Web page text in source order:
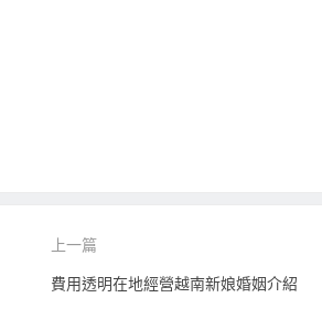
上一篇
費用透明在地經營越南新娘婚姻介紹